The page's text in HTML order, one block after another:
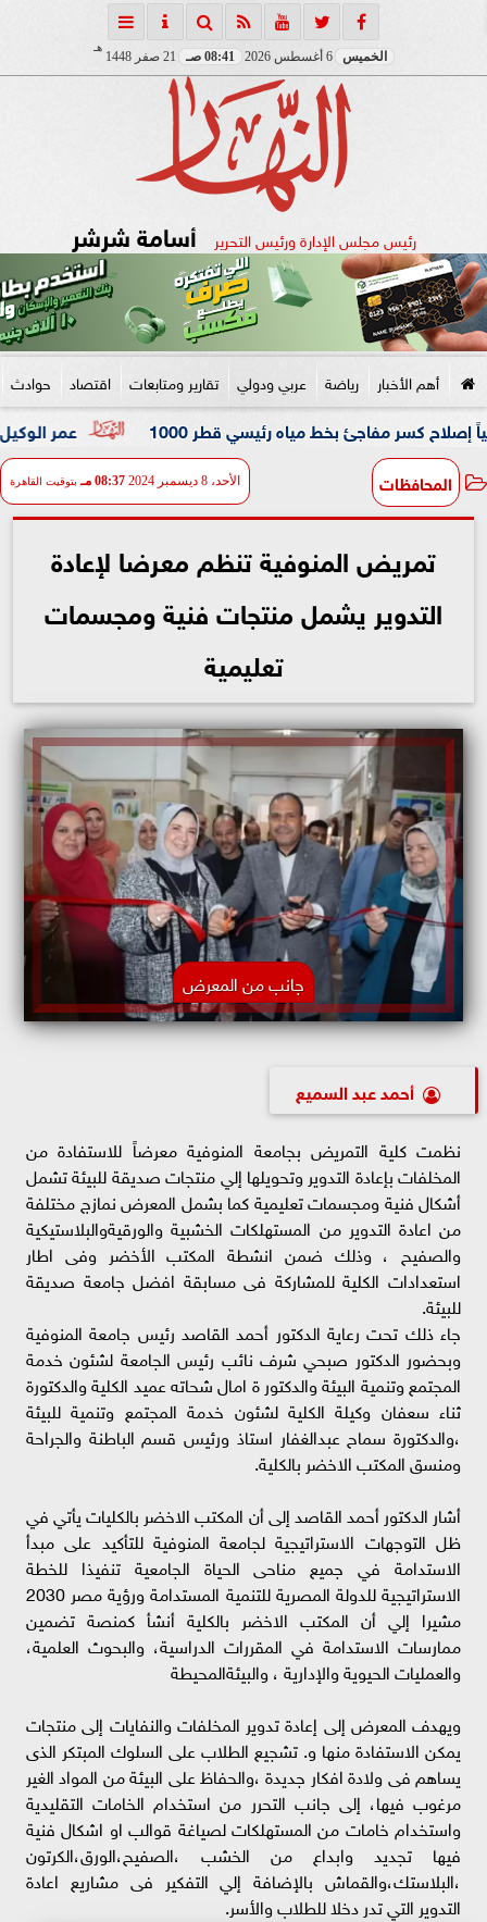
الخميس 08:41 صـ 21 صفر 1448
هـ
رئيس مجلس الإدارة ورئيس التحرير أسامة شرشر
أهم الأخبار رياضة عربي ودولي تقارير ومتابعات اقتصاد حوادث
عمر الوكيل ”بكار” مدربًا بخط مياه رئيسي قطر 1000
المحافظات الأحد، 8 ديسمبر 2024 08:37 مـ بتوقيت القاهرة
تمريض المنوفية تنظم معرضا لإعادة
التدوير يشمل منتجات فنية ومجسمات
تعليمية
جانب من المعرض
أحمد عبد السميع
نظمت كلية التمريض بجامعة المنوفية معرضاً للاستفادة من
المخلفات بإعادة التدوير وتحويلها إلي منتجات صديقة للبيئة تشمل
أشكال فنية ومجسمات تعليمية كما بشمل المعرض نمازج مختلفة
من اعادة التدوير من المستهلكات الخشبية والورقيةوالبلاستيكية
والصفيح ، وذلك ضمن انشطة المكتب الأخضر وفى اطار
استعدادات الكلية للمشاركة فى مسابقة افضل جامعة صديقة
للبيئة.
جاء ذلك تحت رعاية الدكتور أحمد القاصد رئيس جامعة المنوفية
وبحضور الدكتور صبحي شرف نائب رئيس الجامعة لشئون خدمة
المجتمع وتنمية البيئة والدكتور ة امال شحاته عميد الكلية والدكتورة
ثناء سعفان وكيلة الكلية لشئون خدمة المجتمع وتنمية للبيئة
،والدكتورة سماح عبدالغفار استاذ ورئيس قسم الباطنة والجراحة
ومنسق المكتب الاخضر بالكلية.
أشار الدكتور أحمد القاصد إلى أن المكتب الاخضر بالكليات يأتي في
ظل التوجهات الاستراتيجية لجامعة المنوفية للتأكيد على مبدأ
الاستدامة في جميع مناحى الحياة الجامعية تنفيذا للخطة
الاستراتيجية للدولة المصرية للتنمية المستدامة ورؤية مصر 2030
مشيرا إلي أن المكتب الاخضر بالكلية أنشأ كمنصة تضمين
ممارسات الاستدامة في المقررات الدراسية، والبحوث العلمية،
والعمليات الحيوية والإدارية ، والبيئةالمحيطة
ويهدف المعرض إلى إعادة تدوير المخلفات والنفايات إلى منتجات
يمكن الاستفادة منها و. تشجيع الطلاب على السلوك المبتكر الذى
يساهم فى ولادة افكار جديدة ،والحفاظ على البيئة من المواد الغير
مرغوب فيها، إلى جانب التحرر من استخدام الخامات التقليدية
واستخدام خامات من المستهلكات لصياغة قوالب او اشكال فنية
فيها تجديد وابداع من الخشب ،الصفيح،الورق،الكرتون
،البلاستك،والقماش بالإضافة إلي التفكير فى مشاريع اعادة
التدوير التي تدر دخلا للطلاب والأسر.